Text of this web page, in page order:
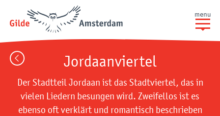
menu
Jordaanviertel
Der Stadtteil Jordaan ist das Stadtviertel, das in
vielen Liedern besungen wird. Zweifellos ist es
ebenso oft verklärt und romantisch beschrieben